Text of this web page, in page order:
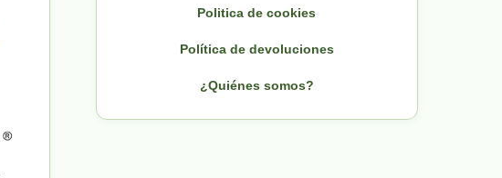
Politica de cookies
Política de devoluciones
¿Quiénes somos?